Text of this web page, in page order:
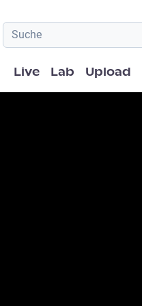
Hauptnavigation
Live Lab Upload